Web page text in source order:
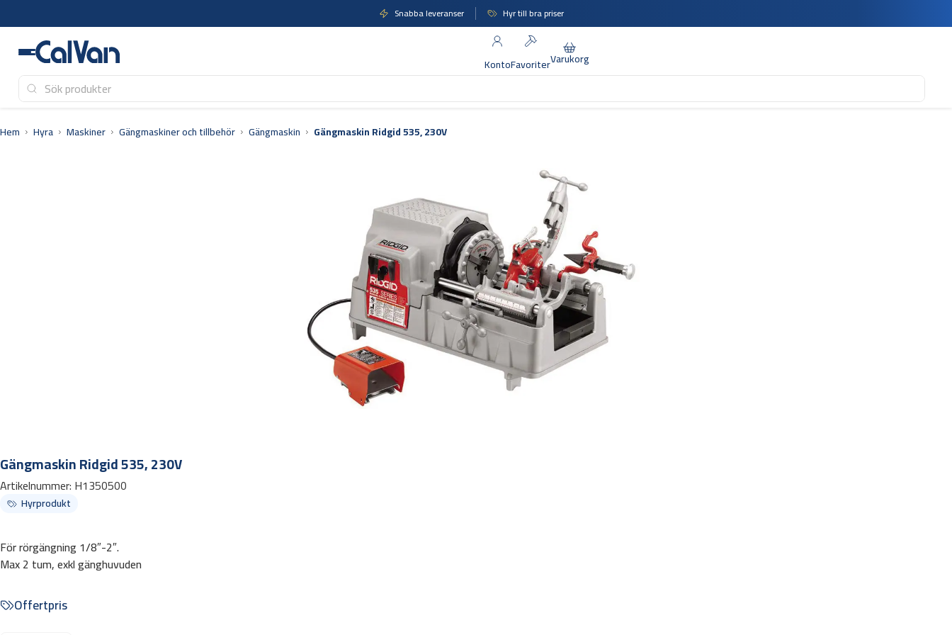
till
Snabba leveranser Hyr till bra priser
KontoFavoriterVarukorg
Hem Hyra Maskiner Gängmaskiner och tillbehör Gängmaskin Gängmaskin Ridgid 535, 230V
Gängmaskin Ridgid 535, 230V
Artikelnummer: H1350500
Hyrprodukt
För rörgängning 1/8″-2″.
Max 2 tum, exkl gänghuvuden
Offertpris